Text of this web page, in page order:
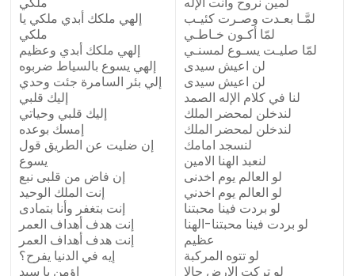
إلهي ملكك أبدي ملكي يا
ملكي
إلهي ملكك أبدي وعظيم
إلهي يسوع بالسياط ضربوه
إلي بئر السامرة جئت وحدي
إليك قلبي
إليك قلبي وحياتي
إمسك بوعده
إن ضليت عن الطريق قول
يسوع
إن فاض من قلبى نبع
إنت الملك الوحيد
إنت بتغفر وأنا بتمادى
إنت هدف أهداف العمر
إنت هدف أهداف العمر
إيه في الدنيا يفرح؟
اؤمن يا سيد
لمَّـا بعـدت وصـرت كئيـب
لمّا أكـون خـاطـي
لمّا صليـت يسـوع لمسنـي
لن اعيش سيدى
لن اعيش سيدى
لنا في كلام الإله الصمد
لندخلن لمحضر الملك
لندخلن لمحضر الملك
لنسجد امامك
لنعبد الهنا الامين
لو العالم يوم اخدنى
لو العالم يوم اخدني
لو بردت فينا محبتنا
لو بردت فينا محبتنا-الهنا
عظيم
لو تتوه المركبة
لو تركت الارض حالا